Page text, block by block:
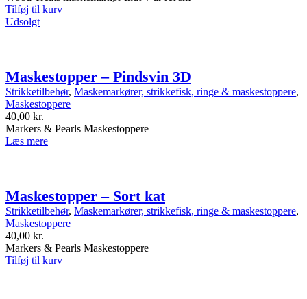
Tilføj til kurv
Udsolgt
Maskestopper – Pindsvin 3D
Strikketilbehør, Maskemarkører, strikkefisk, ringe & maskestoppere,
Maskestoppere
40,00 kr.
Markers & Pearls Maskestoppere
Læs mere
Maskestopper – Sort kat
Strikketilbehør, Maskemarkører, strikkefisk, ringe & maskestoppere,
Maskestoppere
40,00 kr.
Markers & Pearls Maskestoppere
Tilføj til kurv